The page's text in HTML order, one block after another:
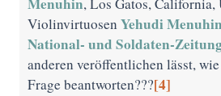
, Los Gatos, California,
Violinvirtuosen Yehudi Menuhin
National- und Soldaten-
anderen veröffentlichen lässt,
Frage beantworten???[4]